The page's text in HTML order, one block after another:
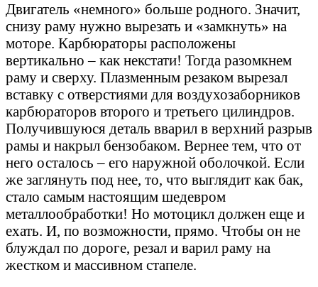
Двигатель «немного» больше родного. Значит,
снизу раму нужно вырезать и «замкнуть» на
моторе. Карбюраторы расположены
вертикально – как некстати! Тогда разомкнем
раму и сверху. Плазменным резаком вырезал
вставку с отверстиями для воздухозаборников
карбюраторов второго и третьего цилиндров.
Получившуюся деталь вварил в верхний разрыв
рамы и накрыл бензобаком. Вернее тем, что от
него осталось – его наружной оболочкой. Если
же заглянуть под нее, то, что выглядит как бак,
стало самым настоящим шедевром
металлообработки! Но мотоцикл должен еще и
ехать. И, по возможности, прямо. Чтобы он не
блуждал по дороге, резал и варил раму на
жестком и массивном стапеле.